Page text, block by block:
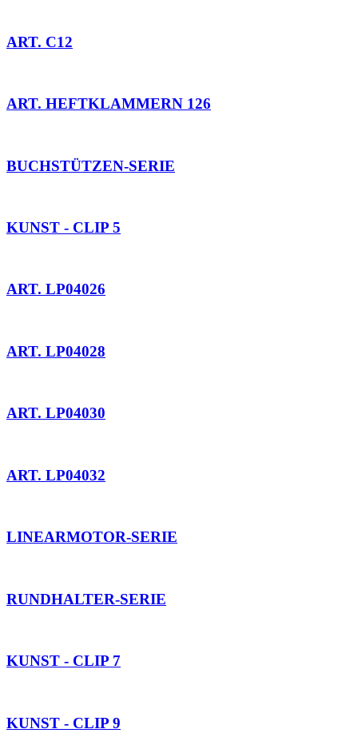
ART. C12
ART. HEFTKLAMMERN 126
BUCHSTÜTZEN-SERIE
KUNST - CLIP 5
ART. LP04026
ART. LP04028
ART. LP04030
ART. LP04032
LINEARMOTOR-SERIE
RUNDHALTER-SERIE
KUNST - CLIP 7
KUNST - CLIP 9